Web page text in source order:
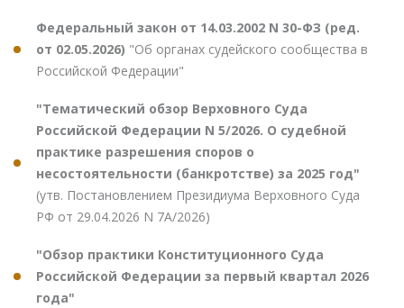
Федеральный закон от 14.03.2002 N 30-ФЗ (ред.
от 02.05.2026) "Об органах судейского сообщества в
Российской Федерации"
"Тематический обзор Верховного Суда
Российской Федерации N 5/2026. О судебной
практике разрешения споров о
несостоятельности (банкротстве) за 2025 год"
(утв. Постановлением Президиума Верховного Суда
РФ от 29.04.2026 N 7А/2026)
"Обзор практики Конституционного Суда
Российской Федерации за первый квартал 2026
года"